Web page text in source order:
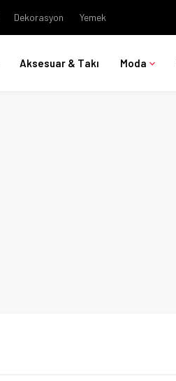
Dekorasyon Yemek
Aksesuar & Takı Moda